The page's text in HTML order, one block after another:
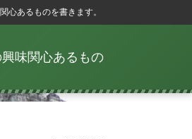
心あるものを書きます。
味関心あるもの